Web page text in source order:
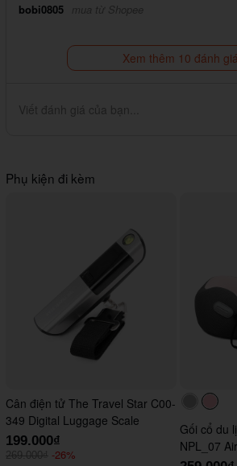
bobi0805 mua từ Shopee
Xem thêm 10 đánh giá
Viết đánh giá của bạn...
Phụ kiện đi kèm
Cân điện tử The Travel Star C00-
349 Digital Luggage Scale
199.000₫
269.000₫ -26%
#acacac
Gối cổ du
NPL_07